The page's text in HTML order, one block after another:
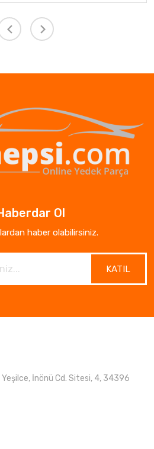
Ol
haber olabilirsiniz.
KATIL
İnönü Cd. Sitesi, 4, 34396